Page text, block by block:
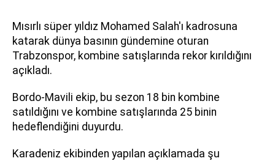
Mısırlı süper yıldız Mohamed Salah'ı kadrosuna
katarak dünya basının gündemine oturan
Trabzonspor, kombine satışlarında rekor kırıldığını
açıkladı.
Bordo-Mavili ekip, bu sezon 18 bin kombine
satıldığını ve kombine satışlarında 25 binin
hedeflendiğini duyurdu.
Karadeniz ekibinden yapılan açıklamada şu